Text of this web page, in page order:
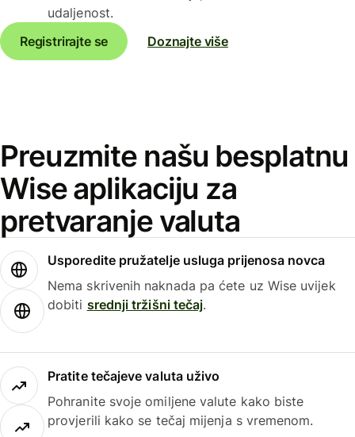
udaljenost.
Registrirajte se
Doznajte više
Preuzmite našu besplatnu
Wise aplikaciju za
pretvaranje valuta
Usporedite pružatelje usluga prijenosa novca
Nema skrivenih naknada pa ćete uz Wise uvijek
dobiti srednji tržišni tečaj.
Pratite tečajeve valuta uživo
Pohranite svoje omiljene valute kako biste
provjerili kako se tečaj mijenja s vremenom.